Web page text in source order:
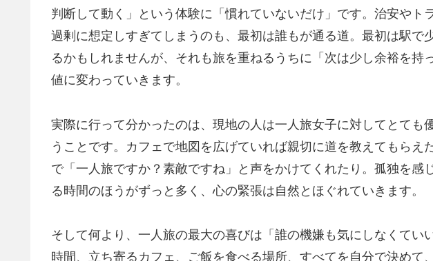
判断して動く」という体験に「慣れていないだけ」です。治安やト
過剰に想定しすぎてしまうのも、最初は誰もが通る道。最初は駅で
るかもしれませんが、それも旅を重ねるうちに「次は少し余裕を持
値に変わっていきます。
実際に行って分かったのは、現地の人は一人旅女子に対してとても
うことです。カフェで地図を広げていれば親切に道を教えてもらえ
で「一人旅ですか？素敵ですね」と声をかけてくれたり。孤独を感
る時間のほうがずっと多く、心の緊張は自然とほぐれていきます。
そして何より、一人旅の最大の喜びは「誰の機嫌も気にしなくてい
時間、立ち寄るカフェ、ご飯を食べる場所、すべてを自分で決めて